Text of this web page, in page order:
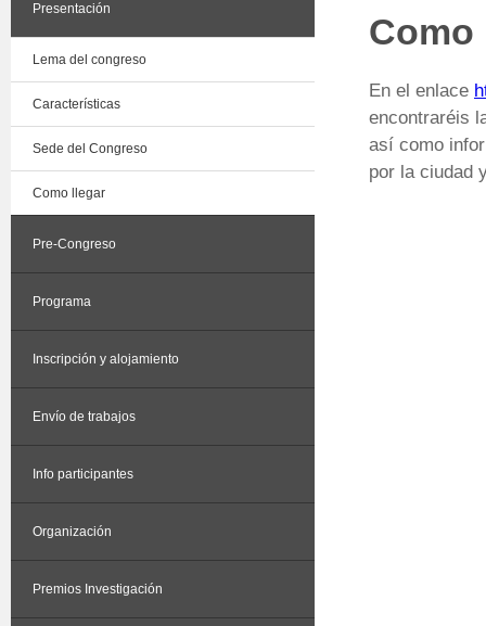
Presentación
Lema del congreso
Características
Sede del Congreso
Como llegar
Pre-Congreso
Programa
Inscripción y alojamiento
Envío de trabajos
Info participantes
Organización
Premios Investigación
Como
En el enlace
encontraréis
así como
por la ciudad